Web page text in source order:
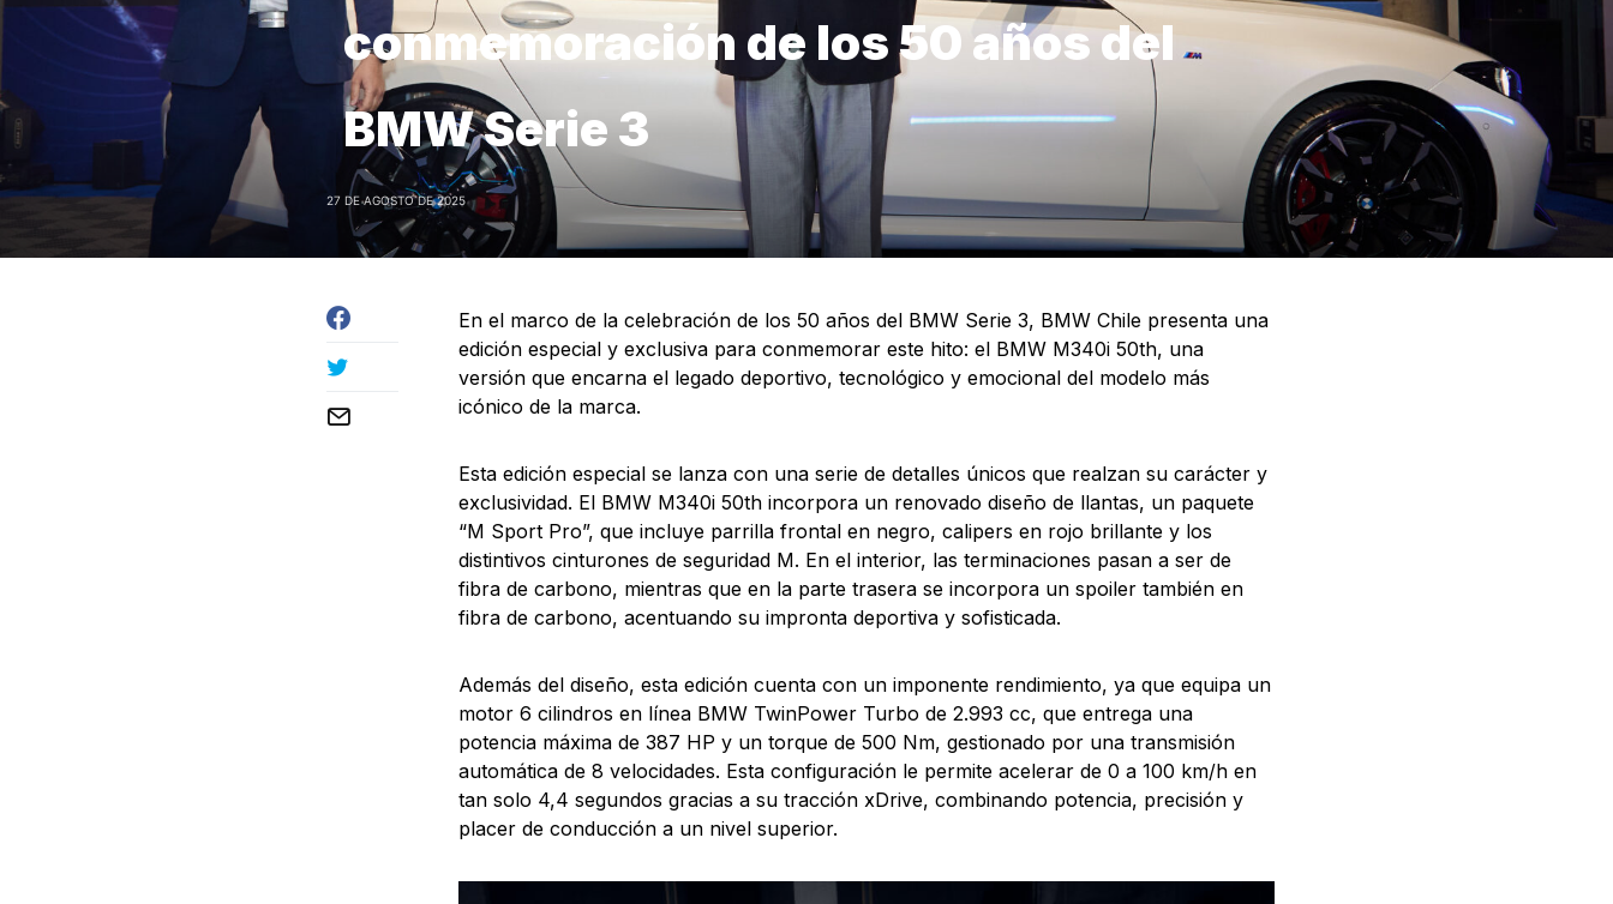
conmemoración de los 50 años del
BMW Serie 3
27 DE AGOSTO DE 2025
En el marco de la celebración de los 50 años del BMW Serie 3, BMW Chile presenta una
edición especial y exclusiva para conmemorar este hito: el BMW M340i 50th, una
versión que encarna el legado deportivo, tecnológico y emocional del modelo más
icónico de la marca.
Esta edición especial se lanza con una serie de detalles únicos que realzan su carácter y
exclusividad. El BMW M340i 50th incorpora un renovado diseño de llantas, un paquete
“M Sport Pro”, que incluye parrilla frontal en negro, calipers en rojo brillante y los
distintivos cinturones de seguridad M. En el interior, las terminaciones pasan a ser de
fibra de carbono, mientras que en la parte trasera se incorpora un spoiler también en
fibra de carbono, acentuando su impronta deportiva y sofisticada.
Además del diseño, esta edición cuenta con un imponente rendimiento, ya que equipa un
motor 6 cilindros en línea BMW TwinPower Turbo de 2.993 cc, que entrega una
potencia máxima de 387 HP y un torque de 500 Nm, gestionado por una transmisión
automática de 8 velocidades. Esta configuración le permite acelerar de 0 a 100 km/h en
tan solo 4,4 segundos gracias a su tracción xDrive, combinando potencia, precisión y
placer de conducción a un nivel superior.